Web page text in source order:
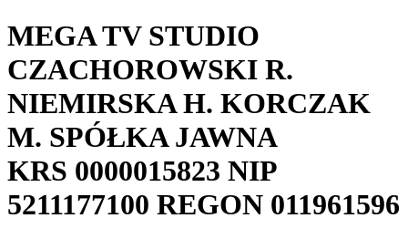
MEGA TV STUDIO
CZACHOROWSKI R.
NIEMIRSKA H. KORCZAK
M. SPÓŁKA JAWNA
KRS 0000015823 NIP
5211177100 REGON 011961596